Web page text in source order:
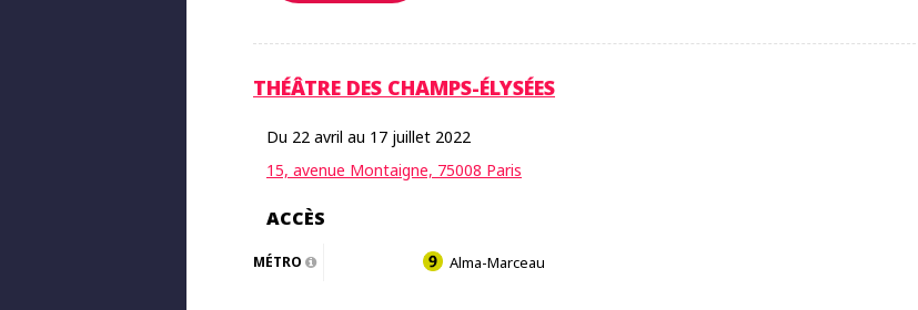
THÉÂTRE DES CHAMPS-ÉLYSÉES
Du 22 avril au 17 juillet 2022
15, avenue Montaigne, 75008 Paris
ACCÈS
MÉTRO Alma-Marceau